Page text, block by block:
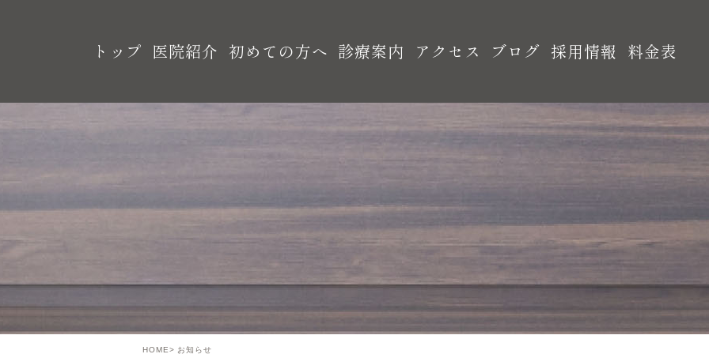
トップ 医院紹介 初めての方へ 診療案内 アクセス ブログ 採用情報 料金表
HOME お知らせ